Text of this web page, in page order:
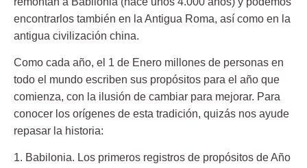
encontrarlos también en la Antigua Roma, así como en la
antigua civilización china.
Como cada año, el 1 de Enero millones de personas en
todo el mundo escriben sus propósitos para el año que
comienza, con la ilusión de cambiar para mejorar. Para
conocer los orígenes de esta tradición, quizás nos ayude
repasar la historia:
1. Babilonia. Los primeros registros de propósitos de Año